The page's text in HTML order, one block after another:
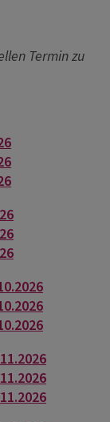
Termin zu